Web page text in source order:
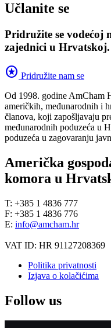
Učlanite se
Pridružite se vodećoj
zajednici u Hrvatskoj.
stars Pridružite nam se
Od 1998. godine AmCham
američkih, međunarodnih i
članova, koji zapošljavaju
međunarodnih poduzeća u
poduzeća u zagovaranju
Američka
komora u
T: +385 1 4836 777
F: +385 1 4836 776
E: info@amcham.hr
VAT ID: HR 91127208369
Politika privatnosti
Izjava o kolačićima
Follow us